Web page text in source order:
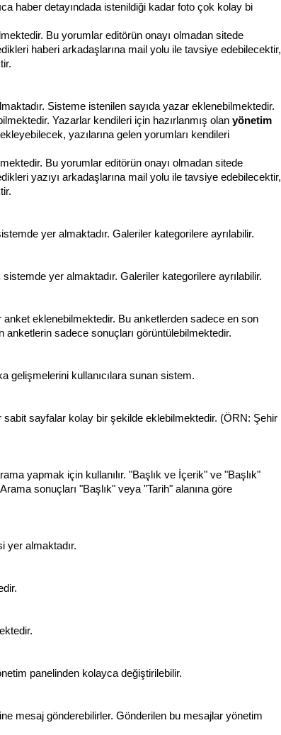
haber detayındada istenildiği kadar foto çok kolay bi
Bu yorumlar editörün onayı olmadan sitede
haberi arkadaşlarına mail yolu ile tavsiye edebilecektir,
Sisteme istenilen sayıda yazar eklenebilmektedir.
Yazarlar kendileri için hazırlanmış olan yönetim
yazılarına gelen yorumları kendileri
Bu yorumlar editörün onayı olmadan sitede
yazıyı arkadaşlarına mail yolu ile tavsiye edebilecektir,
yer almaktadır. Galeriler kategorilere ayrılabilir.
yer almaktadır. Galeriler kategorilere ayrılabilir.
anket eklenebilmektedir. Bu anketlerden sadece en son
sadece sonuçları görüntülebilmektedir.
gelişmelerini kullanıcılara sunan sistem.
sabit sayfalar kolay bir şekilde eklebilmektedir. (ÖRN: Şehir
yapmak için kullanılır. "Başlık ve İçerik" ve "Başlık"
sonuçları "Başlık" veya "Tarih" alanına göre
yer almaktadır.
panelinden kolayca değiştirilebilir.
mesaj gönderebilirler. Gönderilen bu mesajlar yönetim